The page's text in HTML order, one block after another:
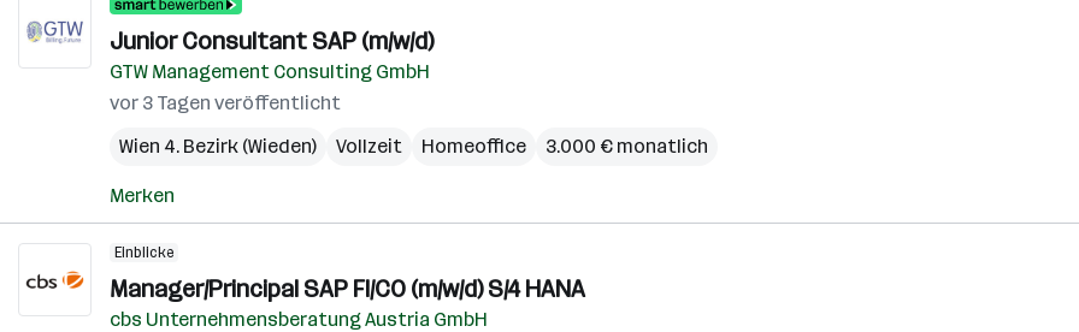
Junior Consultant SAP (m/w/d)
GTW Management Consulting GmbH
vor 3 Tagen veröffentlicht
Wien 4. Bezirk (Wieden)
Vollzeit Homeoffice 3.000 € monatlich
Merken
Einblicke
Manager/Principal SAP FI/CO (m/w/d) S/4 HANA
cbs Unternehmensberatung Austria GmbH